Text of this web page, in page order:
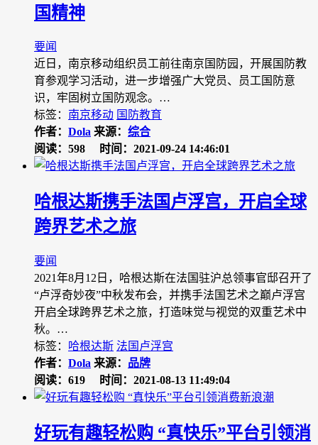
国精神
要闻
近日，南京移动组织员工前往南京国防园，开展国防教
育参观学习活动，进一步增强广大党员、员工国防意
识，牢固树立国防观念。…
标签： 南京移动 国防教育
作者： Dola 来源： 综合
阅读：598
时间：2021-09-24 14:46:01
哈根达斯携手法国卢浮宫，开启全球
跨界艺术之旅
要闻
2021年8月12日，哈根达斯在法国驻沪总领事官邸召开了
“卢浮奇妙夜”中秋发布会，并携手法国艺术之巅卢浮宫
开启全球跨界艺术之旅，打造味觉与视觉的双重艺术中
秋。…
标签： 哈根达斯 法国卢浮宫
作者： Dola 来源： 品牌
阅读：619
时间：2021-08-13 11:49:04
好玩有趣轻松购 “真快乐”平台引领消